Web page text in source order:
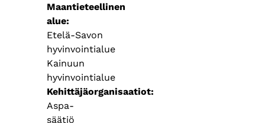
Maantieteellinen
alue
Etelä-Savon
hyvinvointialue
Kainuun
hyvinvointialue
Kehittäjäorganisaatiot
Aspa-
säätiö